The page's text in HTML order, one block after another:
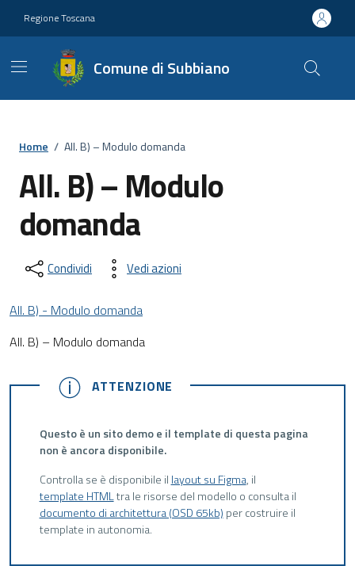
Regione Toscana
Comune di Subbiano
Home / All. B) – Modulo domanda
All. B) – Modulo
domanda
Condividi Vedi azioni
All. B) - Modulo domanda
All. B) – Modulo domanda
ATTENZIONE
ATTENZIONE
Questo è un sito demo e il template di questa pagina
non è ancora disponibile.
Controlla se è disponibile il layout su Figma, il
template HTMLtra le risorse del modello o consulta il
documento di architettura (OSD 65kb) per costruire il
template in autonomia.